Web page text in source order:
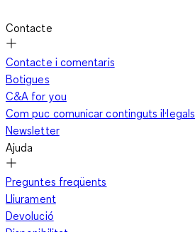
Contacte
Contacte i comentaris
Botigues
C&A for you
Com puc comunicar continguts il·legals
Newsletter
Ajuda
Preguntes freqüents
Lliurament
Devolució